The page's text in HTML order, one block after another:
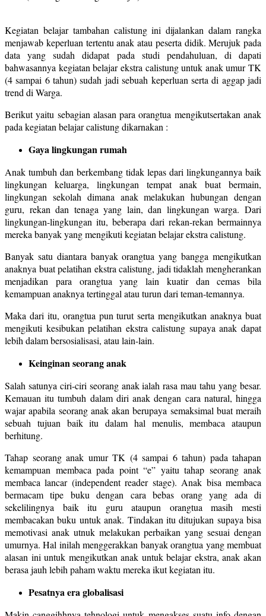
Kegiatan belajar tambahan calistung ini dijalankan dalam rangka
menjawab keperluan tertentu anak atau peserta didik. Merujuk pada
data yang sudah didapat pada studi pendahuluan, di dapati
bahwasannya kegiatan belajar ekstra calistung untuk anak umur TK
(4 sampai 6 tahun) sudah jadi sebuah keperluan serta di aggap jadi
trend di Warga.
Berikut yaitu sebagian alasan para orangtua mengikutsertakan anak
pada kegiatan belajar calistung dikarnakan :
Gaya lingkungan rumah
Anak tumbuh dan berkembang tidak lepas dari lingkungannya baik
lingkungan keluarga, lingkungan tempat anak buat bermain,
lingkungan sekolah dimana anak melakukan hubungan dengan
guru, rekan dan tenaga yang lain, dan lingkungan warga. Dari
lingkungan-lingkungan itu, beberapa dari rekan-rekan bermainnya
mereka banyak yang mengikuti kegiatan belajar ekstra calistung.
Banyak satu diantara banyak orangtua yang bangga mengikutkan
anaknya buat pelatihan ekstra calistung, jadi tidaklah mengherankan
menjadikan para orangtua yang lain kuatir dan cemas bila
kemampuan anaknya tertinggal atau turun dari teman-temannya.
Maka dari itu, orangtua pun turut serta mengikutkan anaknya buat
mengikuti kesibukan pelatihan ekstra calistung supaya anak dapat
lebih dalam bersosialisasi, atau lain-lain.
Keinginan seorang anak
Salah satunya ciri-ciri seorang anak ialah rasa mau tahu yang besar.
Kemauan itu tumbuh dalam diri anak dengan cara natural, hingga
wajar apabila seorang anak akan berupaya semaksimal buat meraih
sebuah tujuan baik itu dalam hal menulis, membaca ataupun
berhitung.
Tahap seorang anak umur TK (4 sampai 6 tahun) pada tahapan
kemampuan membaca pada point “e” yaitu tahap seorang anak
membaca lancar (independent reader stage). Anak bisa membaca
bermacam tipe buku dengan cara bebas orang yang ada di
sekelilingnya baik itu guru ataupun orangtua masih mesti
membacakan buku untuk anak. Tindakan itu ditujukan supaya bisa
memotivasi anak utnuk melakukan perbaikan yang sesuai dengan
umurnya. Hal inilah menggerakkan banyak orangtua yang membuat
alasan ini untuk mengikutkan anak untuk belajar ekstra, anak akan
berasa jauh lebih paham waktu mereka ikut kegiatan itu.
Pesatnya era globalisasi